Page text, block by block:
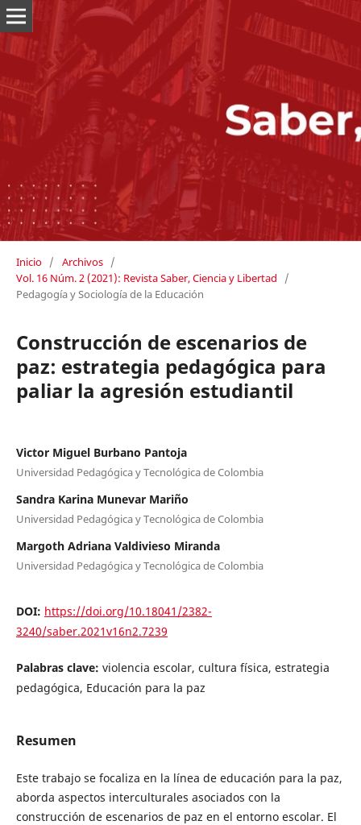
Inicio / Archivos /
Vol. 16 Núm. 2 (2021): Revista Saber, Ciencia y Libertad
/
Pedagogía y Sociología de la Educación
Construcción de escenarios de
paz: estrategia pedagógica para
paliar la agresión estudiantil
Victor Miguel Burbano Pantoja
Universidad Pedagógica y Tecnológica de Colombia
Sandra Karina Munevar Mariño
Universidad Pedagógica y Tecnológica de Colombia
Margoth Adriana Valdivieso Miranda
Universidad Pedagógica y Tecnológica de Colombia
DOI: https://doi.org/10.18041/2382-
3240/saber.2021v16n2.7239
Palabras clave: violencia escolar, cultura física, estrategia
pedagógica, Educación para la paz
Resumen
Este trabajo se focaliza en la línea de educación para la paz,
aborda aspectos interculturales asociados con la
construcción de escenarios de paz en el entorno escolar. El